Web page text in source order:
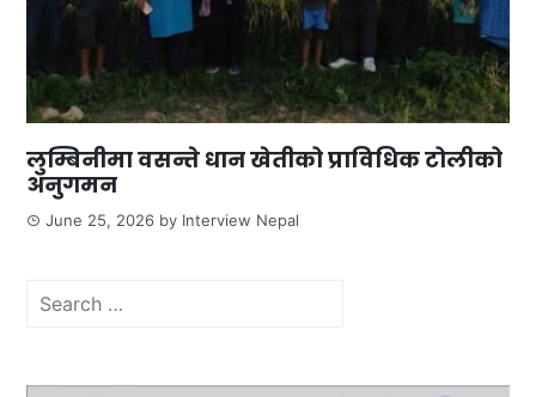
लुम्बिनीमा वसन्ते धान खेतीको प्राविधिक टोलीको
अनुगमन
June 25, 2026 by Interview Nepal
Search